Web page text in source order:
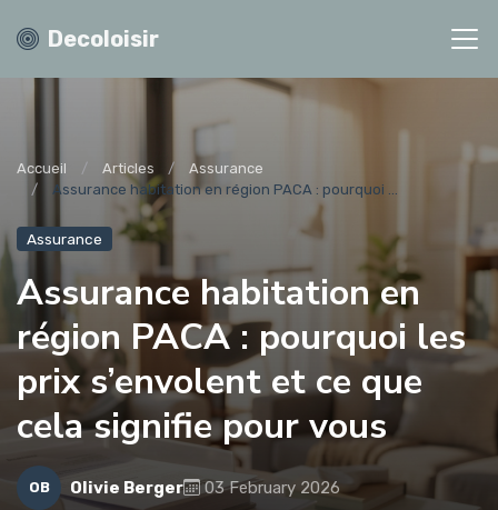
Decoloisir
Accueil Articles
Assurance
Assurance habitation en région PACA : pourquoi ...
Assurance
Assurance habitation en
région PACA : pourquoi les
prix s’envolent et ce que
cela signifie pour vous
OB Olivie Berger
03 February 2026